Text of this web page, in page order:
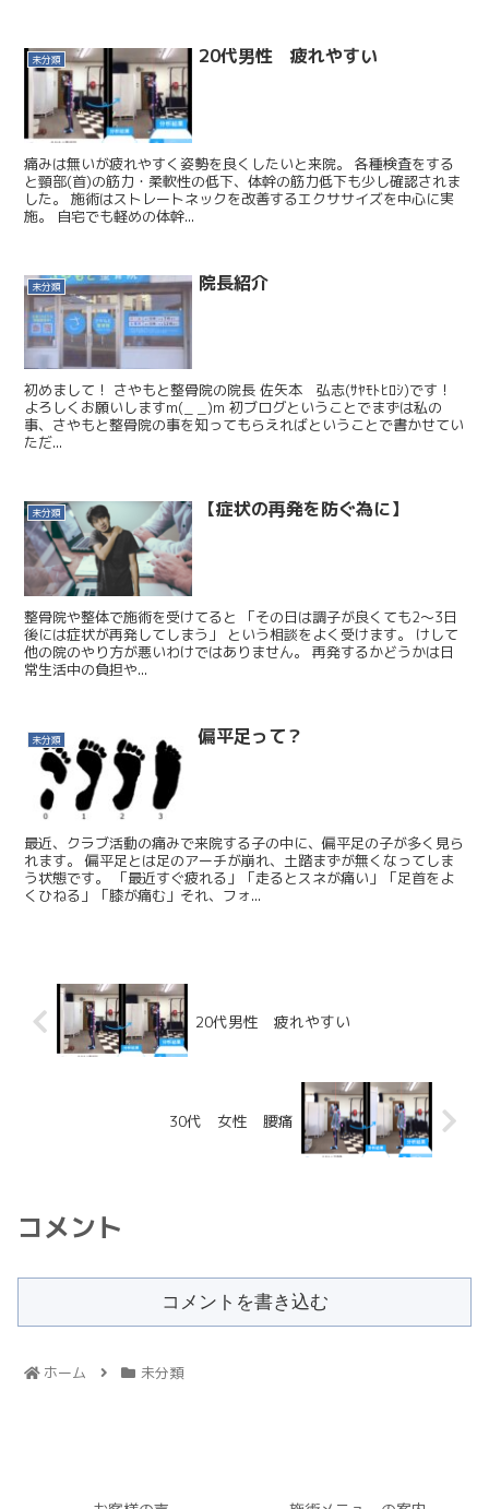
未分類 20代男性 疲れやすい
痛みは無いが疲れやすく姿勢を良くしたいと来院。 各種検査をする
と頸部(首)の筋力・柔軟性の低下、体幹の筋力低下も少し確認されま
した。 施術はストレートネックを改善するエクササイズを中心に実
施。 自宅でも軽めの体幹...
未分類 院長紹介
初めまして！ さやもと整骨院の院長 佐矢本 弘志(ｻﾔﾓﾄﾋﾛｼ)です！
よろしくお願いしますm(_ _)m 初ブログということでまずは私の
事、さやもと整骨院の事を知ってもらえればということで書かせてい
ただ...
未分類 【症状の再発を防ぐ為に】
整骨院や整体で施術を受けてると 「その日は調子が良くても2〜3日
後には症状が再発してしまう」 という相談をよく受けます。 けして
他の院のやり方が悪いわけではありません。 再発するかどうかは日
常生活中の負担や...
未分類 偏平足って？
最近、クラブ活動の痛みで来院する子の中に、偏平足の子が多く見ら
れます。 偏平足とは足のアーチが崩れ、土踏まずが無くなってしま
う状態です。 「最近すぐ疲れる」「走るとスネが痛い」「足首をよ
くひねる」「膝が痛む」それ、フォ...
20代男性 疲れやすい
30代 女性 腰痛
コメント
コメントを書き込む
ホーム 未分類